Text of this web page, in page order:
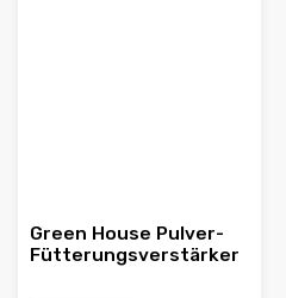
Green House Pulver-
Fütterungsverstärker